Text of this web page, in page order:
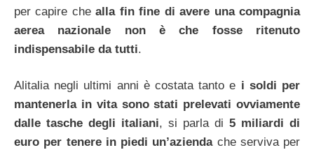
per capire chealla fin fine di avere una compagnia
aerea nazionale non è che fosse ritenuto
indispensabile da tutti.
Alitalia negli ultimi anni è costata tanto e i soldi per
mantenerla in vita sono stati prelevati ovviamente
dalle tasche degli italiani, si parla di 5 miliardi di
euro per tenere in piedi un’aziendache serviva per